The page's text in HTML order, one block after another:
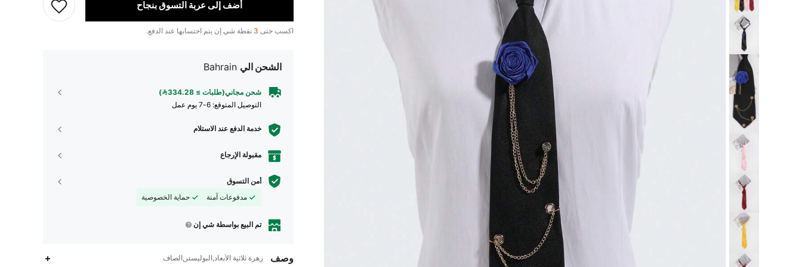
أضف إلى عربة التسوق بنجاح
اكسب حتى 3 نقطة شي إن يتم احتسابها عند الدفع.
الشحن الي Bahrain
شحن مجاني(طلبات ≥ 334.28)
التوصيل المتوقع: 6-7 يوم عمل
خدمة الدفع عند الاستلام
مقبولة الإرجاع
أمن التسوق
مدفوعات آمنة
حماية الخصوصية
تم البيع بواسطة شي إن
وصف زهرة ثلاثية الأبعاد,البوليستر,الصاف